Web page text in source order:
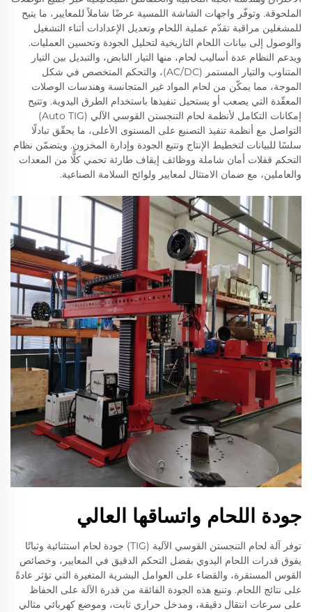
الملحوقة. وتوفّر واجهات الشاشة اللمسية عرضًا شاملاً للمعايير، ما يتيح
للمشغلين مراقبة تقدّم عملية اللحام وتعديل الإعدادات أثناء التشغيل
والوصول إلى بيانات اللحام التاريخية لتحليل الجودة وتحسين العمليات.
ويدعم النظام عدة أساليب لحام، منها التيار النابض، والتبديل بين التيار
المتناوب والتيار المستمر (AC/DC)، والتحكم المتخصص في شكل
الموجة، مما يمكّن من لحام المواد غير المتجانسة وهندسات الوصلات
المعقّدة التي يصعب أو يستحيل تنفيذها باستخدام الطرق اليدوية. وتتيح
إمكانات التكامل لأنظمة لحام التنجستن القوسي الآلي (Auto TIG)
التواصل مع أنظمة تنفيذ التصنيع على المستوى الأعلى، ما يحقّق تبادلًا
سلسًا للبيانات لتخطيط الإنتاج وتتبع الجودة وإدارة المخزون. ويتضمّن نظام
التحكم قفلات أمان شاملة ووظائف إيقاف طارئة تحمي كلًّا من المعدات
والعاملين، مع ضمان الامتثال لمعايير ولوائح السلامة الصناعية.
جودة اللحام واتساقها العالي
توفر آلة لحام التنجستن القوسي الآلية (TIG) جودة لحام استثنائية وثباتًا
يفوق قدرات اللحام اليدوي بفضل التحكم الدقيق في المعايير، وخصائص
القوس المستقرة، والقضاء على العوامل البشرية المتغيرة التي تؤثر عادةً
على نتائج اللحام. وتنبع هذه الجودة الفائقة من قدرة الآلة على الحفاظ
على سرعات انتقال دقيقة، ومدخل حراري ثابت، وموضع كهربائي مثالي